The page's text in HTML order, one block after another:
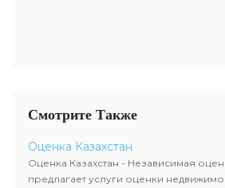
Смотрите Также
Оценка Казахстан
Оценка Казахстан - Независимая
предлагает услуги оценки